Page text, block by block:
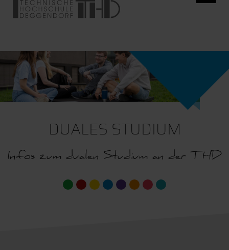
DUALES STUDIUM
Infos zum dualen Studium an der THD